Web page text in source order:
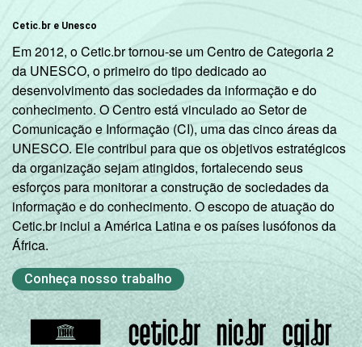
Cetic.br e Unesco
Em 2012, o Cetic.br tornou-se um Centro de Categoria 2
da UNESCO, o primeiro do tipo dedicado ao
desenvolvimento das sociedades da informação e do
conhecimento. O Centro está vinculado ao Setor de
Comunicação e Informação (CI), uma das cinco áreas da
UNESCO. Ele contribui para que os objetivos estratégicos
da organização sejam atingidos, fortalecendo seus
esforços para monitorar a construção de sociedades da
informação e do conhecimento. O escopo de atuação do
Cetic.br inclui a América Latina e os países lusófonos da
África.
Conheça nosso trabalho